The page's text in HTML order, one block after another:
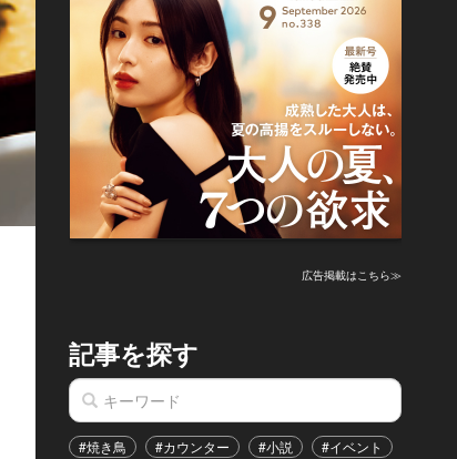
広告掲載はこちら≫
記事を探す
#焼き鳥 #カウンター #小説 #イベント